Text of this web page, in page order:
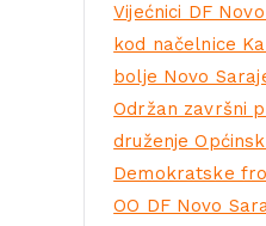
Vijećnici DF
kod načelnice
bolje Novo
Održan završni
druženje
Demokratske
OO DF Novo